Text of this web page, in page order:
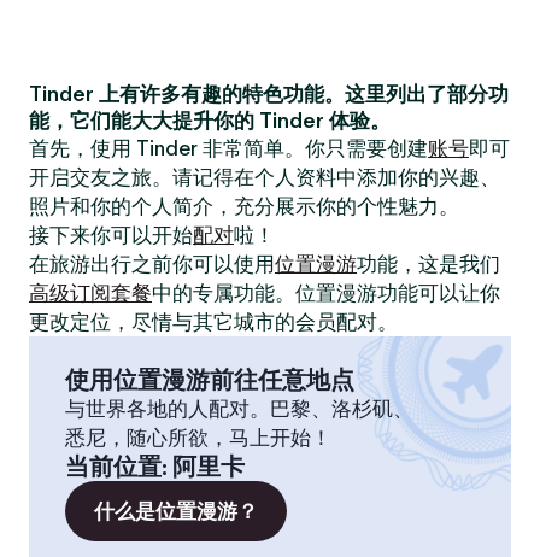
Tinder 上有许多有趣的特色功能。这里列出了部分功
能，它们能大大提升你的 Tinder 体验。
首先，使用 Tinder 非常简单。你只需要创建账号即可
开启交友之旅。请记得在个人资料中添加你的兴趣、
照片和你的个人简介，充分展示你的个性魅力。
接下来你可以开始配对啦！
在旅游出行之前你可以使用位置漫游功能，这是我们
高级订阅套餐中的专属功能。位置漫游功能可以让你
更改定位，尽情与其它城市的会员配对。
使用位置漫游前往任意地点
与世界各地的人配对。巴黎、洛杉矶、
悉尼，随心所欲，马上开始！
当前位置: 阿里卡
什么是位置漫游？